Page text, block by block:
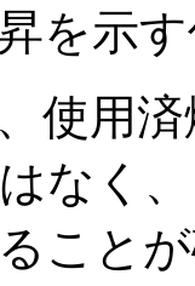
を示
使用
なく
こと